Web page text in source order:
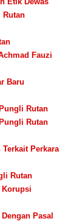
Rutan
Fauzi
Baru
Rutan
Rutan
Perkara
Rutan
Korupsi
Pasal